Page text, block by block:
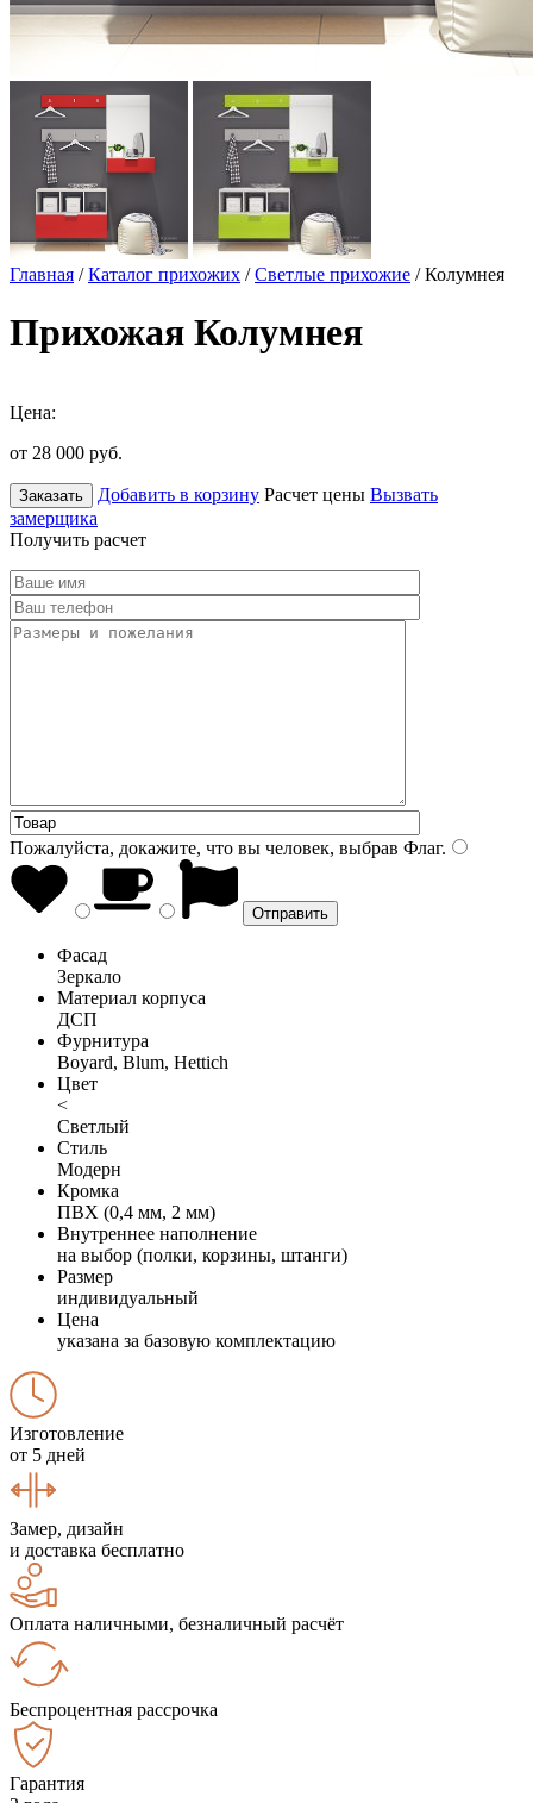
Главная /Каталог прихожих /Светлые прихожие / Колумнея
Прихожая Колумнея
Цена:
от 28 000 руб.
Заказать Добавить в корзину Расчет цены Вызвать
замерщика
Получить расчет
Пожалуйста, докажите, что вы человек, выбрав Флаг.
Фасад
Зеркало
Материал корпуса
ДСП
Фурнитура
Boyard, Blum, Hettich
Цвет
<
Светлый
Стиль
Модерн
Кромка
ПВХ (0,4 мм, 2 мм)
Внутреннее наполнение
на выбор (полки, корзины, штанги)
Размер
индивидуальный
Цена
указана за базовую комплектацию
Изготовление
от 5 дней
Замер, дизайн
и доставка бесплатно
Оплата наличными, безналичный расчёт
Беспроцентная рассрочка
Гарантия